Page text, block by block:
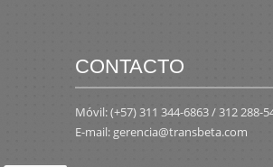
CONTACTO
Móvil: (+57) 311 344-6863 / 312 288-
E-mail: gerencia@transbeta.com